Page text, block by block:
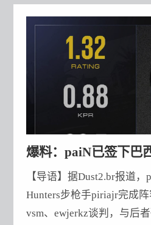
容 。 德国电竞俱乐部BIG
这位指挥在执掌战
爆料：paiN已签下巴
【导语】据Dust2.br报道
Hunters步枪手piriajr完成
vsm、ewjerkz谈判，与后